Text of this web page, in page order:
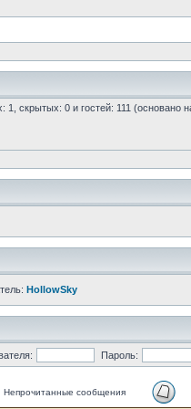
1, скрытых: 0 и гостей: 111 (основано
HollowSky
Пароль:
Непрочитанные сообщения